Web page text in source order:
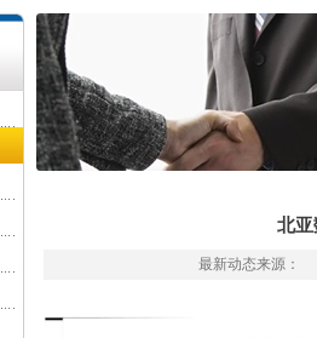
北亚
最新动态来源：